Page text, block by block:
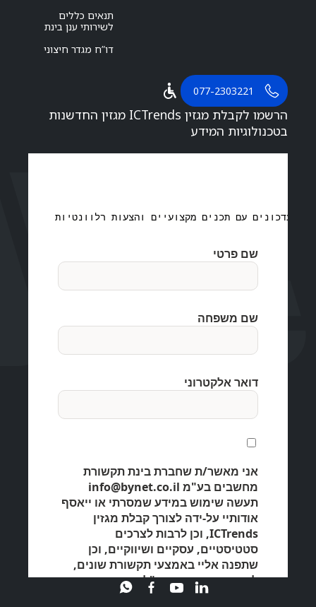
תנאים כללים
לשירותי ענן בינת
דו”ח מגדר חיצוני
077-2303221
הרשמו לקבלת מגזין ICTrends מגזין החדשנות
בטכנולוגיות המידע